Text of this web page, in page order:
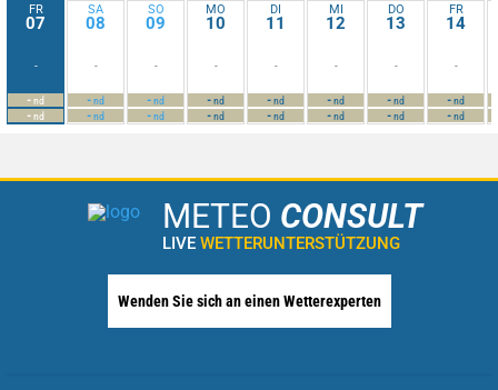
FR
07
-
-nd
-nd
SA
08
-
-nd
-nd
SO
09
-
-nd
-nd
MO
10
-
-nd
-nd
DI
11
-
-nd
-nd
MI
12
-
-nd
-nd
DO
13
-
-nd
-nd
FR
14
-
-nd
-nd
METEO CONSULT
LIVE WETTERUNTERSTÜTZUNG
Wenden Sie sich an einen Wetterexperten